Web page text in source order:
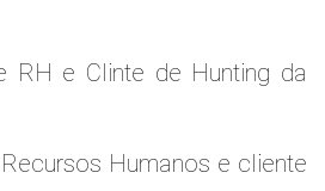
RH e Clinte de Hunting da
Humanos e cliente